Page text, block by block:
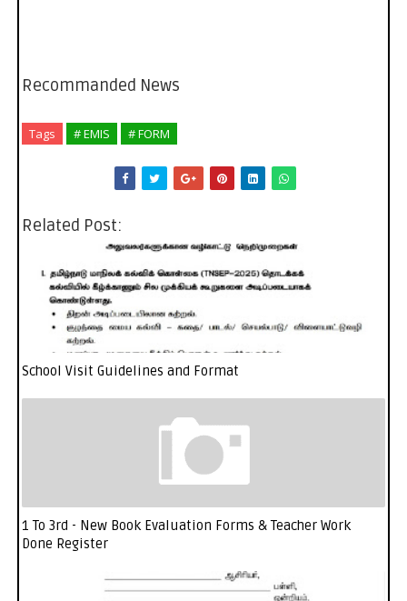
Recommanded News
Tags # EMIS # FORM
Related Post:
School Visit Guidelines and Format
1 To 3rd - New Book Evaluation Forms & Teacher Work
Done Register